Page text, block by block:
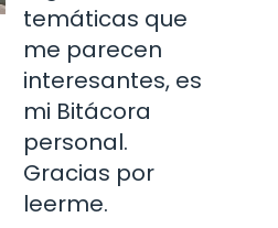
temáticas que
me parecen
interesantes, es
mi Bitácora
personal.
Gracias por
leerme.